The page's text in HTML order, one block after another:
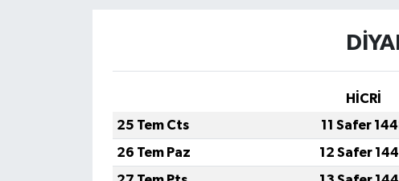
HİCRİ
25 Tem Cts
11 Safer
26 Tem Paz
12 Safer